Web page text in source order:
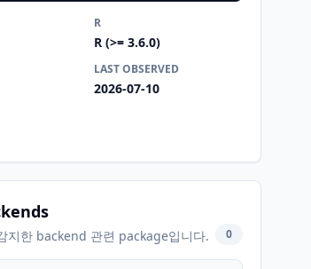
R
R (>= 3.6.0)
LAST OBSERVED
2026-07-10
지한 backend 관련 package입니다. 0